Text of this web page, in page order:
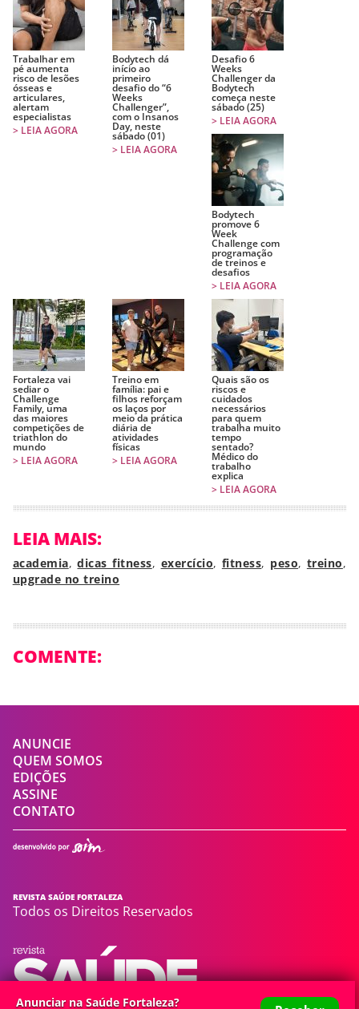
Anunciar na Saúde Fortaleza?
Trabalhar em
pé aumenta
risco de lesões
ósseas e
articulares,
alertam
especialistas
> LEIA AGORA
Bodytech dá
início ao
primeiro
desafio do “6
Weeks
Challenger”,
com o Insanos
Day, neste
sábado (01)
> LEIA AGORA
Desafio 6
Weeks
Challenger da
Bodytech
começa neste
sábado (25)
> LEIA AGORA
Bodytech
promove 6
Week
Challenge com
programação
de treinos e
desafios
> LEIA AGORA
Fortaleza vai
sediar o
Challenge
Family, uma
das maiores
competições de
triathlon do
mundo
> LEIA AGORA
Treino em
família: pai e
filhos reforçam
os laços por
meio da prática
diária de
atividades
físicas
> LEIA AGORA
Quais são os
riscos e
cuidados
necessários
para quem
trabalha muito
tempo
sentado?
Médico do
trabalho
explica
> LEIA AGORA
LEIA MAIS:
academia,dicas fitness, exercício, fitness, peso, treino,
upgrade no treino
COMENTE:
ANUNCIE
QUEM SOMOS
EDIÇÕES
ASSINE
CONTATO
REVISTA SAÚDE FORTALEZA
Todos os Direitos Reservados